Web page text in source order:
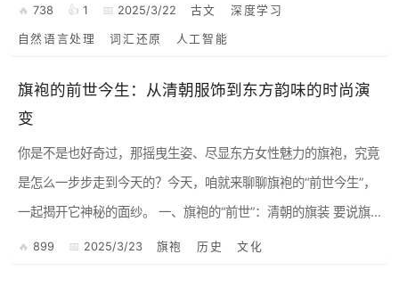
史长河中的文字，重新焕发出它们的光彩。 1. 古文词汇还原：...
738 1 2025/3/22 古文 深度学习
自然语言处理 词汇还原 人工智能
旗袍的前世今生：从清朝服饰到东方韵味的时尚演
变
你是不是也好奇过，那摇曳生姿、尽显东方女性魅力的旗袍，究竟
是怎么一步步走到今天的？今天，咱就来聊聊旗袍的“前世今生”，
一起揭开它神秘的面纱。 一、旗袍的“前世”：清朝的旗装 要说旗
袍，就不得不提它的“前身”——清朝的旗装。旗装，顾...
899 2025/3/23 旗袍 历史 文化